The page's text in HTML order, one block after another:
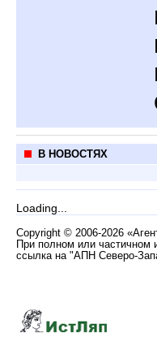
В НОВОСТЯХ
Loading...
Copyright © 2006-2026
При полном или частичном
ссылка на "АПН Северо-